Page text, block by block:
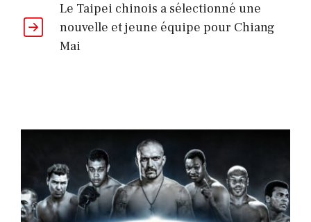
Le Taipei chinois a sélectionné une
nouvelle et jeune équipe pour Chiang
Mai